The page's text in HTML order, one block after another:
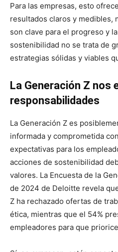
Para las empresas, esto
resultados claros y medibles,
son clave para el progreso y
sostenibilidad no se trata de
estrategias sólidas y viables
La Generación Z nos
responsabilidades
La Generación Z es
informada y comprometida
expectativas para los
acciones de sostenibilidad
valores. La Encuesta de la
de 2024 de Deloitte revela
Z ha rechazado ofertas de
ética, mientras que el 54%
empleadores para que